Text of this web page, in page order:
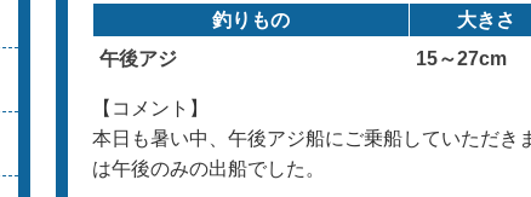
釣りもの 大きさ
午後アジ
15～27cm
【コメント】
本日も暑い中、午後アジ船にご乗船していただき
は午後のみの出船でした。